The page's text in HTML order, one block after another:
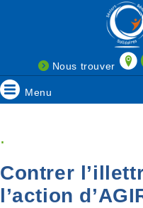
Nous trouver
Menu
.
Contrer
l’action